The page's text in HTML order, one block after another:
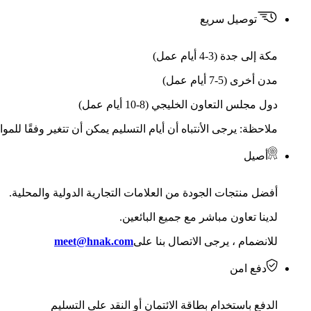
توصيل سريع
مكة إلى جدة (3-4 أيام عمل)
مدن أخرى (5-7 أيام عمل)
دول مجلس التعاون الخليجي (8-10 أيام عمل)
ملاحظة: يرجى الأنتباه أن أيام التسليم يمكن أن تتغير وفقًا
أصيل
أفضل منتجات الجودة من العلامات التجارية الدولية والمحلية.
لدينا تعاون مباشر مع جميع البائعين.
للانضمام ، يرجى الاتصال بنا علىmeet@hnak.com
دفع امن
الدفع باستخدام بطاقة الائتمان أو النقد على التسليم